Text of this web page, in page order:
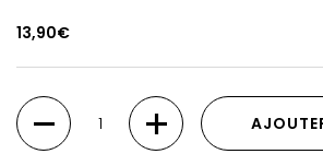
13,90€
Quantité